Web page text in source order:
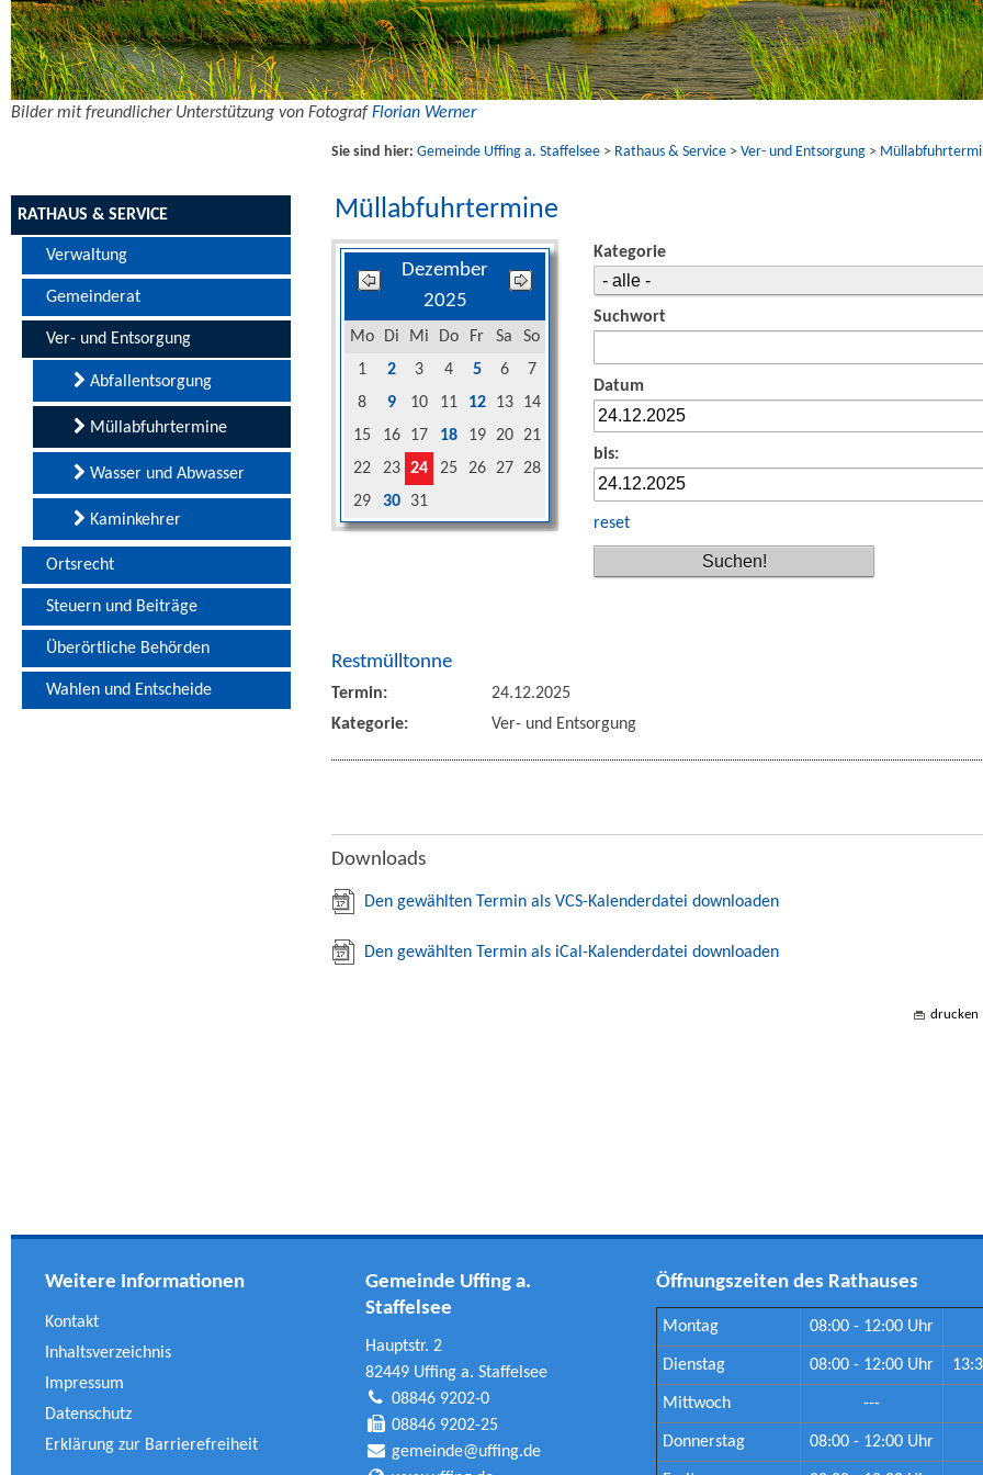
Bilder mit freundlicher Unterstützung von Fotograf Florian Werner
RATHAUS & SERVICE
Verwaltung
Gemeinderat
Ver- und Entsorgung
Abfallentsorgung
Müllabfuhrtermine
Wasser und Abwasser
Kaminkehrer
Ortsrecht
Steuern und Beiträge
Überörtliche Behörden
Wahlen und Entscheide
Sie sind hier: Gemeinde Uffing a. Staffelsee > Rathaus & Service > Ver- und Entsorgung >
Müllabfuhrtermine
Dezember
2025
Mo Di Mi Do Fr Sa
So
1
2 3 4 5 6
7
8
9 10 11 12 13
14
15
16 17 18 19 20 21
22
23 24 25 26 27 28
29
30 31
Kategorie
Suchwort
Datum
bis:
reset
Restmülltonne
Termin:
24.12.2025
Kategorie:
Ver- und Entsorgung
Downloads
Den gewählten Termin als VCS-Kalenderdatei downloaden
Den gewählten Termin als iCal-Kalenderdatei downloaden
drucken
Weitere Informationen
Kontakt
Inhaltsverzeichnis
Impressum
Datenschutz
Erklärung zur Barrierefreiheit
Gemeinde Uffing a.
Staffelsee
Hauptstr. 2
82449 Uffing a. Staffelsee
08846 9202-0
08846 9202-25
gemeinde@uffing.de
Öffnungszeiten des Rathauses
Montag 08:00 - 12:00 Uhr
Dienstag 08:00 - 12:00 Uhr
Mittwoch ---
Donnerstag 08:00 - 12:00 Uhr